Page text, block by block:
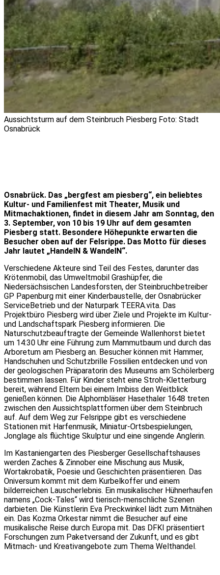
Aussichtsturm auf dem Steinbruch Piesberg Foto: Stadt
Osnabrück
Osnabrück. Das „bergfest am piesberg“, ein beliebtes
Kultur- und Familienfest mit Theater, Musik und
Mitmachaktionen, findet in diesem Jahr am Sonntag, den
3. September, von 10 bis 19 Uhr auf dem gesamten
Piesberg statt. Besondere Höhepunkte erwarten die
Besucher oben auf der Felsrippe. Das Motto für dieses
Jahr lautet „HandelN & WandelN“.
Verschiedene Akteure sind Teil des Festes, darunter das
Krötenmobil, das Umweltmobil Grashüpfer, die
Niedersächsischen Landesforsten, der Steinbruchbetreiber
GP Papenburg mit einer Kinderbaustelle, der Osnabrücker
ServiceBetrieb und der Naturpark TEERA.vita. Das
Projektbüro Piesberg wird über Ziele und Projekte im Kultur-
und Landschaftspark Piesberg informieren. Die
Naturschutzbeauftragte der Gemeinde Wallenhorst bietet
um 14:30 Uhr eine Führung zum Mammutbaum und durch das
Arboretum am Piesberg an. Besucher können mit Hammer,
Handschuhen und Schutzbrille Fossilien entdecken und von
der geologischen Präparatorin des Museums am Schölerberg
bestimmen lassen. Für Kinder steht eine Stroh-Kletterburg
bereit, während Eltern bei einem Imbiss den Weitblick
genießen können. Die Alphornbläser Hasethaler 1648 treten
zwischen den Aussichtsplattformen über dem Steinbruch
auf. Auf dem Weg zur Felsrippe gibt es verschiedene
Stationen mit Harfenmusik, Miniatur-Ortsbespielungen,
Jonglage als flüchtige Skulptur und eine singende Anglerin.
Im Kastaniengarten des Piesberger Gesellschaftshauses
werden Zaches & Zinnober eine Mischung aus Musik,
Wortakrobatik, Poesie und Geschichten präsentieren. Das
Oniversum kommt mit dem Kurbelkoffer und einem
bilderreichen Lauscherlebnis. Ein musikalischer Hühnerhaufen
namens „Cock-Tales“ wird tierisch-menschliche Szenen
darbieten. Die Künstlerin Eva Preckwinkel lädt zum Mitnähen
ein. Das Kozma Orkestar nimmt die Besucher auf eine
musikalische Reise durch Europa mit. Das DFKI präsentiert
Forschungen zum Paketversand der Zukunft, und es gibt
Mitmach- und Kreativangebote zum Thema Welthandel.